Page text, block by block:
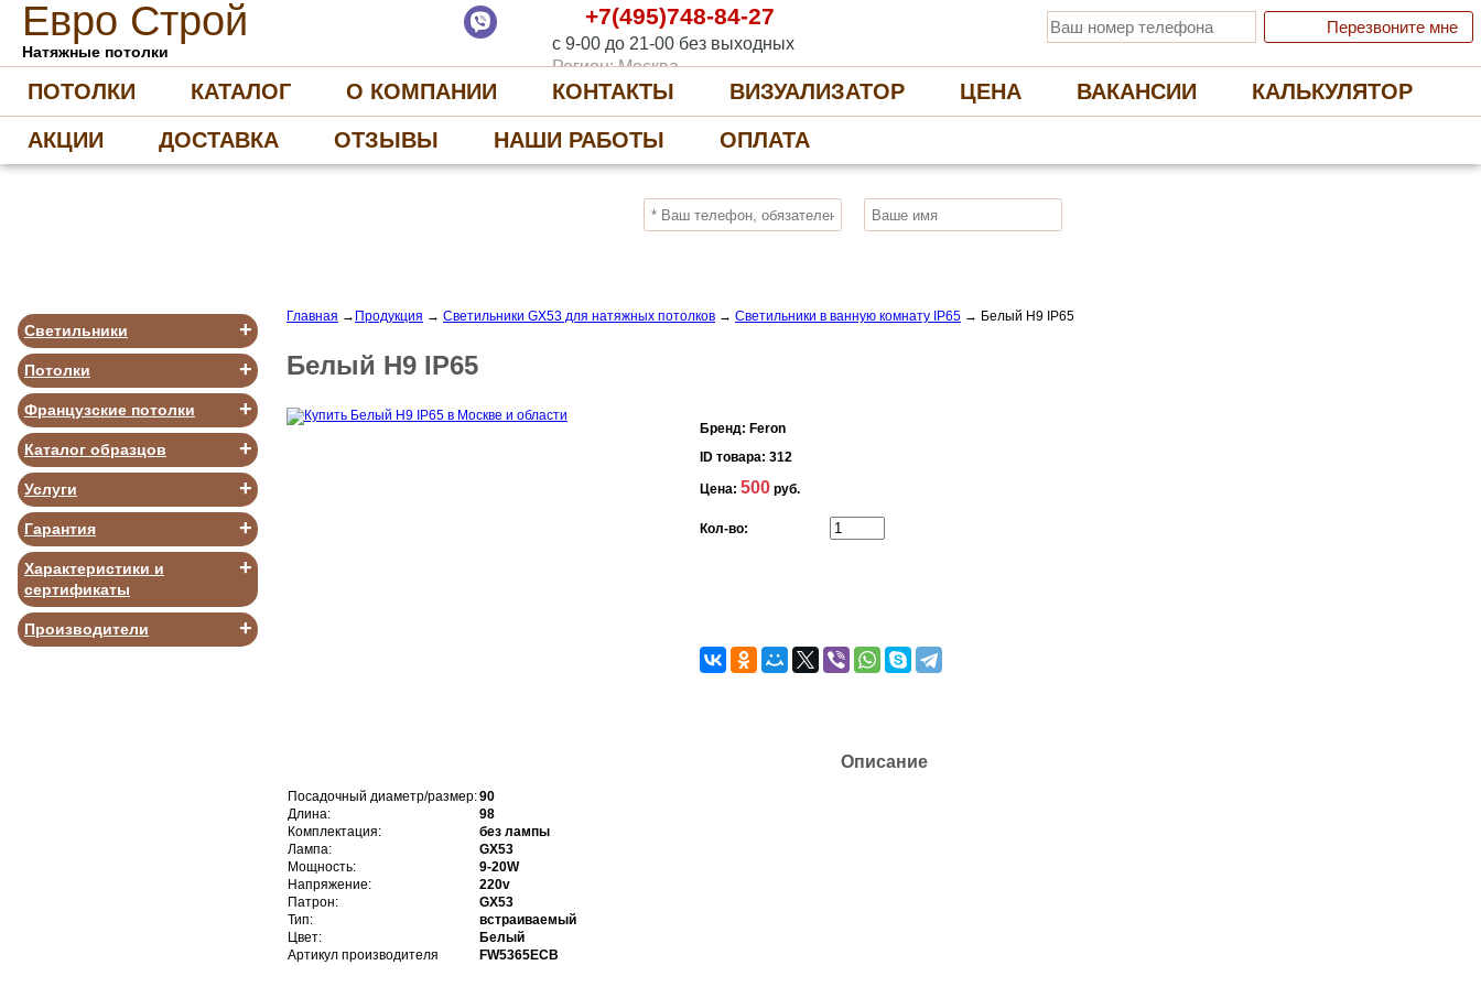
Евро Строй
Натяжные потолки
+7(495)748-84-27
с 9-00 до 21-00 без выходных
Регион: Москва
Перезвоните мне
ПОТОЛКИ КАТАЛОГ О КОМПАНИИ КОНТАКТЫ ВИЗУАЛИЗАТОР ЦЕНА ВАКАНСИИ
КАЛЬКУЛЯТОР
АКЦИИ
ДОСТАВКА ОТЗЫВЫ НАШИ РАБОТЫ
ОПЛАТА
ПОЛУЧИ СКИДКУ10%СЕЙЧАС, ЗАКАЖИ ЭКОЛОГИЧНЫЕ НАТЯЖНЫЕ ПОТОЛКИ
Светильники +
Потолки +
Французские потолки +
Каталог образцов +
Услуги +
Гарантия +
Характеристики и
сертификаты
+
Производители +
Главная → Продукция → Светильники GX53 для натяжных потолков → Светильники в ванную комнату IP65 → Белый H9 IP65
Белый H9 IP65
Бренд: Feron
ID товара: 312
Цена: 500 руб.
Кол-во:
Описание
Посадочный диаметр/размер:90
Длина:
98
Комплектация:
без лампы
Лампа:
GX53
Мощность:
9-20W
Напряжение:
220v
Патрон:
GX53
Тип:
встраиваемый
Цвет:
Белый
Артикул производителя
FW5365ECB